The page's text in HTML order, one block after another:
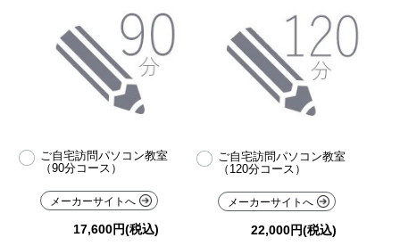
ご自宅訪問パソコン教室
（90分コース）
メーカーサイトへ
17,600円(税込)
ご自宅訪問パソコン教室
（120分コース）
メーカーサイトへ
22,000円(税込)